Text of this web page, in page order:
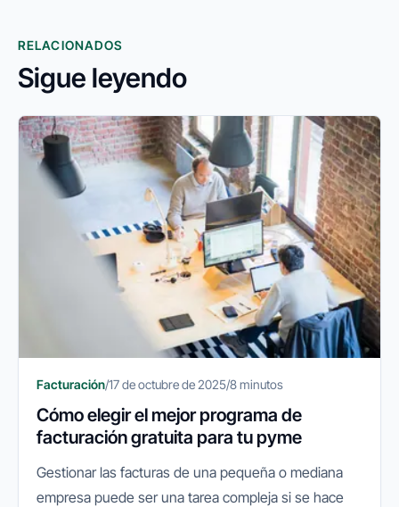
RELACIONADOS
Sigue leyendo
Facturación/17 de octubre de 2025/8 minutos
Cómo elegir el mejor programa de
facturación gratuita para tu pyme
Gestionar las facturas de una pequeña o mediana
empresa puede ser una tarea compleja si se hace